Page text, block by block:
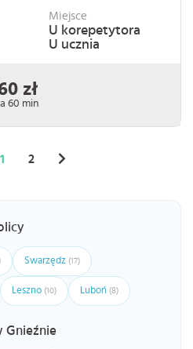
Miejsce
U korepetytora
U ucznia
zł
60 min
1 2
Swarzędz (17)
Leszno (10) Luboń (8)
Gnieźnie